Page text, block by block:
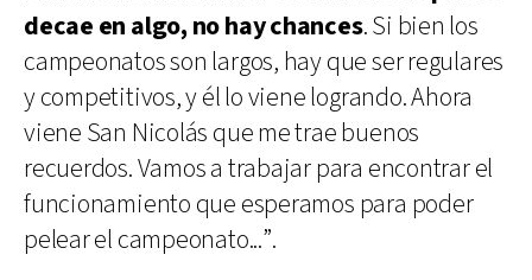
decae en algo, no hay chances. Si bien los
campeonatos son largos, hay que ser regulares
y competitivos, y él lo viene logrando. Ahora
viene San Nicolás que me trae buenos
recuerdos. Vamos a trabajar para encontrar el
funcionamiento que esperamos para poder
pelear el campeonato...”.